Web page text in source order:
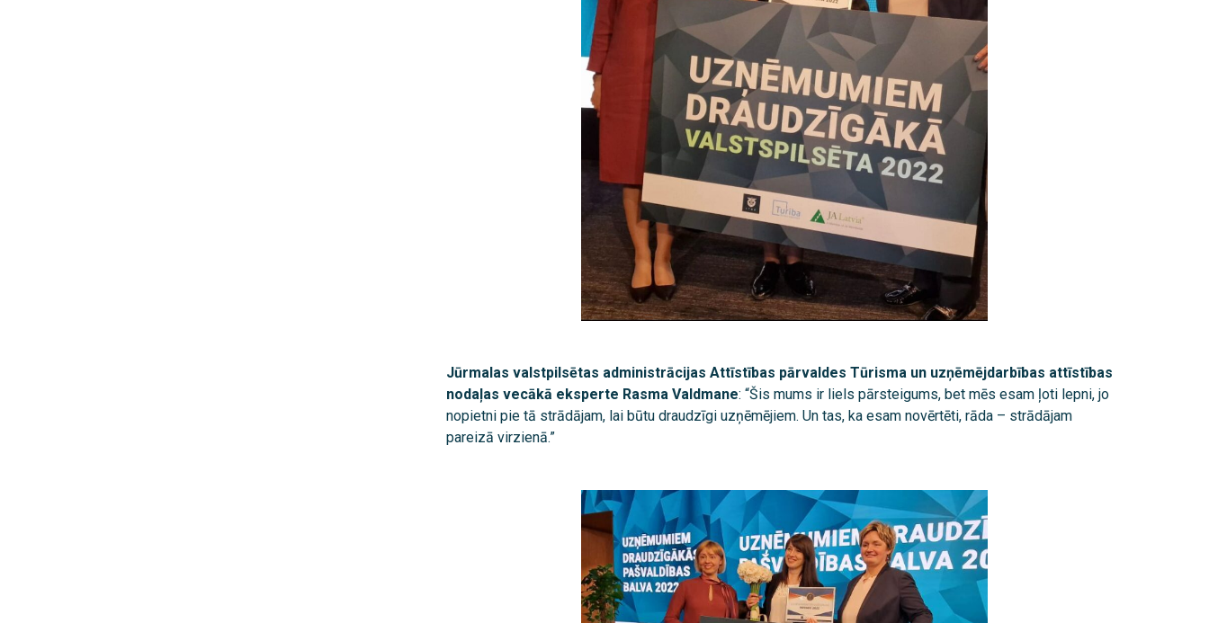
Jūrmalas valstpilsētas administrācijas Attīstības pārvaldes Tūrisma un uzņēmējdarbības attīstības
nodaļas vecākā eksperte Rasma Valdmane: “Šis mums ir liels pārsteigums, bet mēs esam ļoti lepni, jo
nopietni pie tā strādājam, lai būtu draudzīgi uzņēmējiem. Un tas, ka esam novērtēti, rāda – strādājam
pareizā virzienā.”